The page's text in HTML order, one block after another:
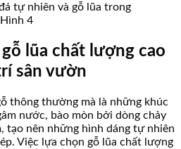
tự nhiên và gỗ lũa trong
4
lũa chất lượng cao
sân vườn
thông thường mà là những khúc
nước, bào mòn bởi dòng chảy
tạo nên những hình dáng tự nhiên
Việc lựa chọn gỗ lũa chất lượng